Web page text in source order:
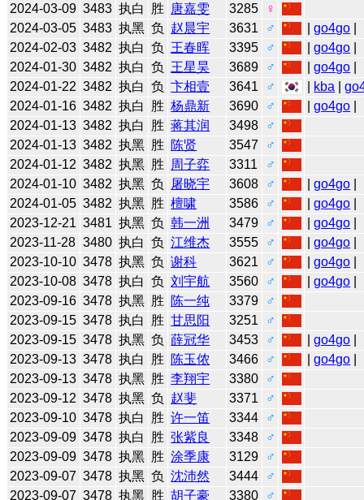
2024-03-09 3483 执白 胜 唐嘉雯 3285
♀
2024-03-05 3483 执黑 负 赵晨宇 3631 ♂ |go4go
2024-02-03 3482 执白 负 王春晖 3395 ♂ |go4go
2024-01-30 3482 执白 负 王星昊 3689 ♂ |go4go
2024-01-22 3482 执白 负 卞相壹 3641 ♂ kba |
2024-01-16 3482 执白 胜 杨鼎新 3690 ♂ |go4go
2024-01-13 3482 执白 胜 蒋其润 3498
♂
2024-01-13 3482 执黑 胜 陈贤 3547
♂
2024-01-12 3482 执黑 胜 周子弈 3311
♂
2024-01-10 3482 执黑 负 屠晓宇 3608 ♂ |go4go
2024-01-05 3482 执黑 胜 檀啸 3586 ♂ |go4go
2023-12-21 3481 执黑 负 韩一洲 3479 ♂ |go4go
2023-11-28 3480 执白 负 江维杰 3555 ♂ |go4go
2023-10-10 3478 执黑 负 谢科 3621 ♂ |go4go
2023-10-08 3478 执白 负 刘宇航 3560 ♂ |go4go
2023-09-16 3478 执黑 胜 陈一纯 3379
♂
2023-09-15 3478 执白 胜 甘思阳 3251
♂
2023-09-15 3478 执黑 负 薛冠华 3453 ♂ |go4go
2023-09-13 3478 执白 胜 陈玉侬 3466 ♂ |go4go
2023-09-13 3478 执黑 胜 李翔宇 3380
♂
2023-09-12 3478 执黑 负 赵斐 3371
♂
2023-09-10 3478 执白 胜 许一笛 3344
♂
2023-09-09 3478 执白 胜 张紫良 3348
♂
2023-09-09 3478 执黑 胜 涂季康 3129
♂
2023-09-07 3478 执黑 负 沈沛然 3444
♂
2023-09-07 3478 执黑 胜 胡子豪 3380 ♂